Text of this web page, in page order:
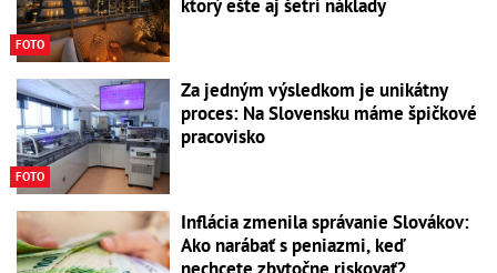
FOTO
ktorý ešte aj šetrí náklady
FOTO
Za jedným výsledkom je unikátny
proces: Na Slovensku máme špičkové
pracovisko
Inflácia zmenila správanie Slovákov:
Ako narábať s peniazmi, keď